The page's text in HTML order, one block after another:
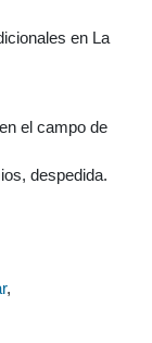
en La
el campo de
despedida.
,